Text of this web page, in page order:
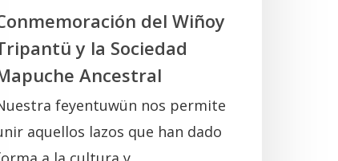
del Wiñoy
y la Sociedad
Ancestral
feyentuwün nos permite
aquellos lazos que han dado